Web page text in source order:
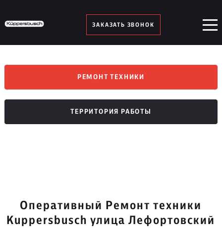
ЗАКАЗАТЬ ЗВОНОК
РЕМОНТ ТЕХНИКИ
ТЕРРИТОРИЯ РАБОТЫ
Оперативный Ремонт техники
Kuppersbusch улица Лефортовский